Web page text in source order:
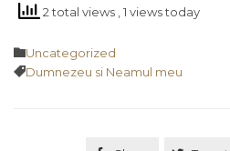
2 total views , 1 views today
Category
Uncategorized
Tags
Dumnezeu si Neamul meu